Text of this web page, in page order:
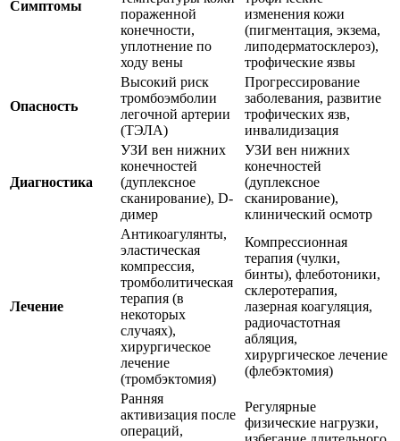
Симптомы
пораженной
конечности,
уплотнение по
ходу вены
изменения кожи
(пигментация, экзема,
липодерматосклероз),
трофические язвы
Опасность
Высокий риск
тромбоэмболии
легочной артерии
(ТЭЛА)
Прогрессирование
заболевания, развитие
трофических язв,
инвалидизация
Диагностика
УЗИ вен нижних
конечностей
(дуплексное
сканирование), D-
димер
УЗИ вен нижних
конечностей
(дуплексное
сканирование),
клинический осмотр
Лечение
Антикоагулянты,
эластическая
компрессия,
тромболитическая
терапия (в
некоторых
случаях),
хирургическое
лечение
(тромбэктомия)
Компрессионная
терапия (чулки,
бинты), флеботоники,
склеротерапия,
лазерная коагуляция,
радиочастотная
абляция,
хирургическое лечение
(флебэктомия)
Ранняя
активизация после
операций,
Регулярные
физические нагрузки,